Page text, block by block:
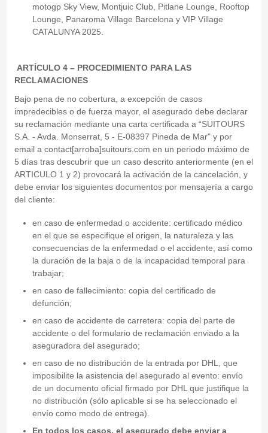
motogp Sky View, Montjuic Club, Pitlane Lounge, Rooftop
Lounge, Panaroma Village Barcelona y VIP Village
CATALUNYA 2025.
ARTÍCULO 4 – PROCEDIMIENTO PARA LAS
RECLAMACIONES
Bajo pena de no cobertura, a excepción de casos
impredecibles o de fuerza mayor, el asegurado debe declarar
su reclamación mediante una carta certificada a “SUITOURS
S.A. - Avda. Monserrat, 5 - E-08397 Pineda de Mar" y por
email a contact[arroba]suitours.com en un periodo máximo de
5 días tras descubrir que un caso descrito anteriormente (en el
ARTICULO 1 y 2) provocará la activación de la cancelación, y
debe enviar los siguientes documentos por mensajería a cargo
del cliente:
en caso de enfermedad o accidente: certificado médico
en el que se especifique el origen, la naturaleza y las
consecuencias de la enfermedad o el accidente, así como
la duración de la baja o de la incapacidad temporal para
trabajar;
en caso de fallecimiento: copia del certificado de
defunción;
en caso de accidente de carretera: copia del parte de
accidente o del formulario de reclamación enviado a la
aseguradora del asegurado;
en caso de no distribución de la entrada por DHL, que
imposibilite la asistencia del asegurado al evento: envío
de un documento oficial firmado por DHL que justifique la
no distribución (sólo aplicable si se ha seleccionado el
envío como modo de entrega).
En todos los casos, el asegurado debe enviar a